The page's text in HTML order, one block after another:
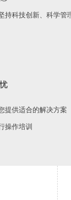
持科技创新、科学管
提供适合的解决方案
操作培训